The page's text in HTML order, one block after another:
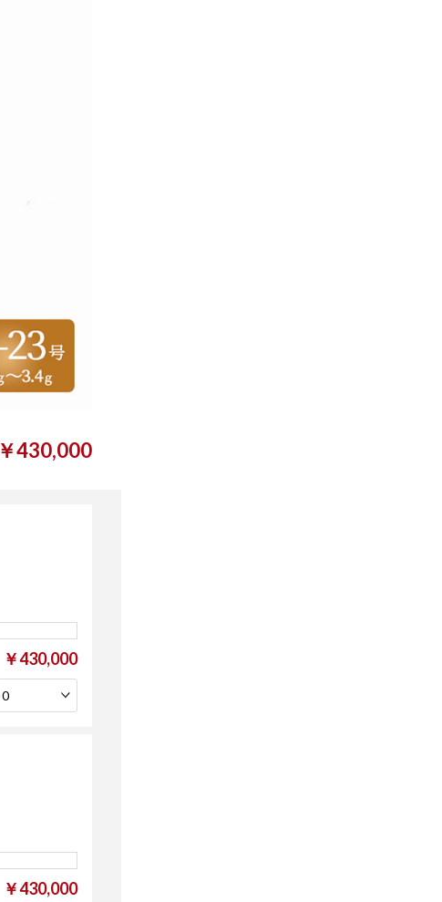
￥430,000
￥430,000
￥430,000